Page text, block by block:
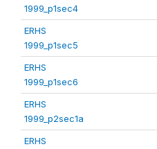
1999_p1sec4
ERHS
1999_p1sec5
ERHS
1999_p1sec6
ERHS
1999_p2sec1a
ERHS